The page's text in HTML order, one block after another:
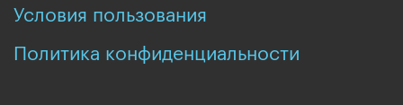
Условия пользования
Политика конфиденциальности